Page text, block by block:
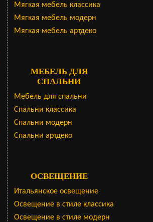
Мягкая мебель классика
Мягкая мебель модерн
Мягкая мебель артдеко
МЕБЕЛЬ ДЛЯ
СПАЛЬНИ
Мебель для спальни
Cпальни классика
Спальни модерн
Спальни артдеко
ОСВЕЩЕНИЕ
Итальянское освещение
Освещение в стиле классика
Освещение в стиле модерн